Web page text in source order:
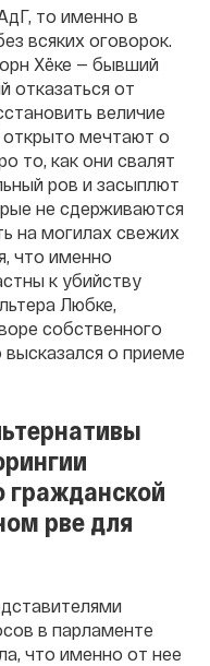
то именно в
всяких оговорок.
Хëке — бывший
отказаться от
величие
открыто мечтают о
то, как они свалят
ров и засыплют
не сдерживаются
на могилах свежих
что именно
к убийству
Любке,
собственного
о приеме
гражданской
рве для
в парламенте
что именно от нее